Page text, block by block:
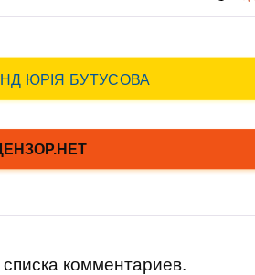
комментариев.